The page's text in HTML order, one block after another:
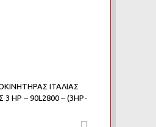
ΙΤΑΛΙΑΣ
HP – 90L2800 – (3HP-